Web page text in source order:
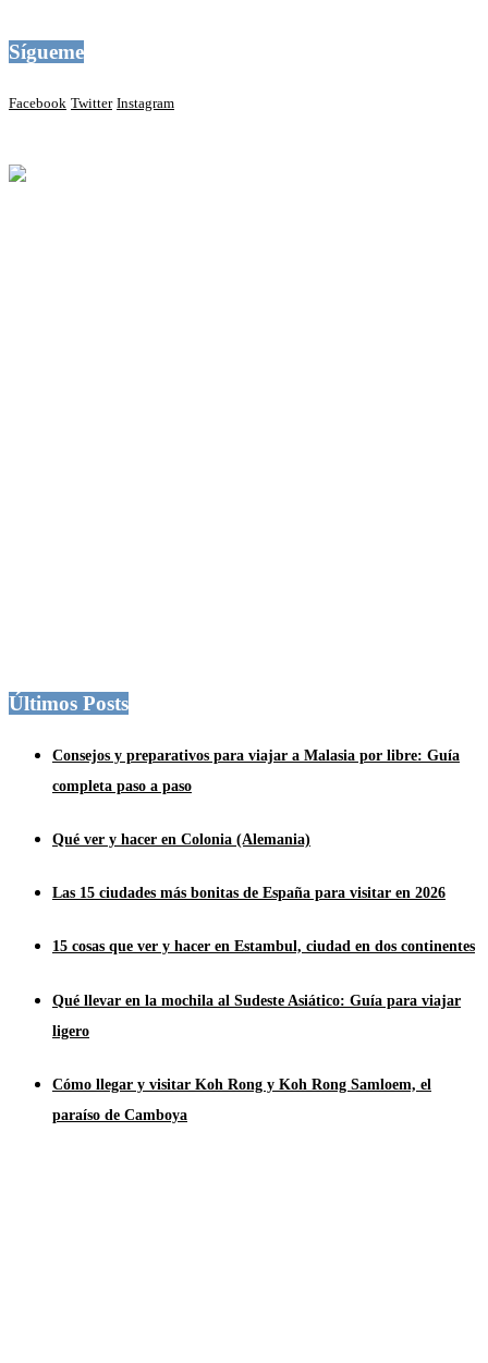
Sígueme
Facebook Twitter Instagram
Últimos Posts
Consejos y preparativos para viajar a Malasia por libre: Guía
completa paso a paso
Qué ver y hacer en Colonia (Alemania)
Las 15 ciudades más bonitas de España para visitar en 2026
15 cosas que ver y hacer en Estambul, ciudad en dos continentes
Qué llevar en la mochila al Sudeste Asiático: Guía para viajar
ligero
Cómo llegar y visitar Koh Rong y Koh Rong Samloem, el
paraíso de Camboya